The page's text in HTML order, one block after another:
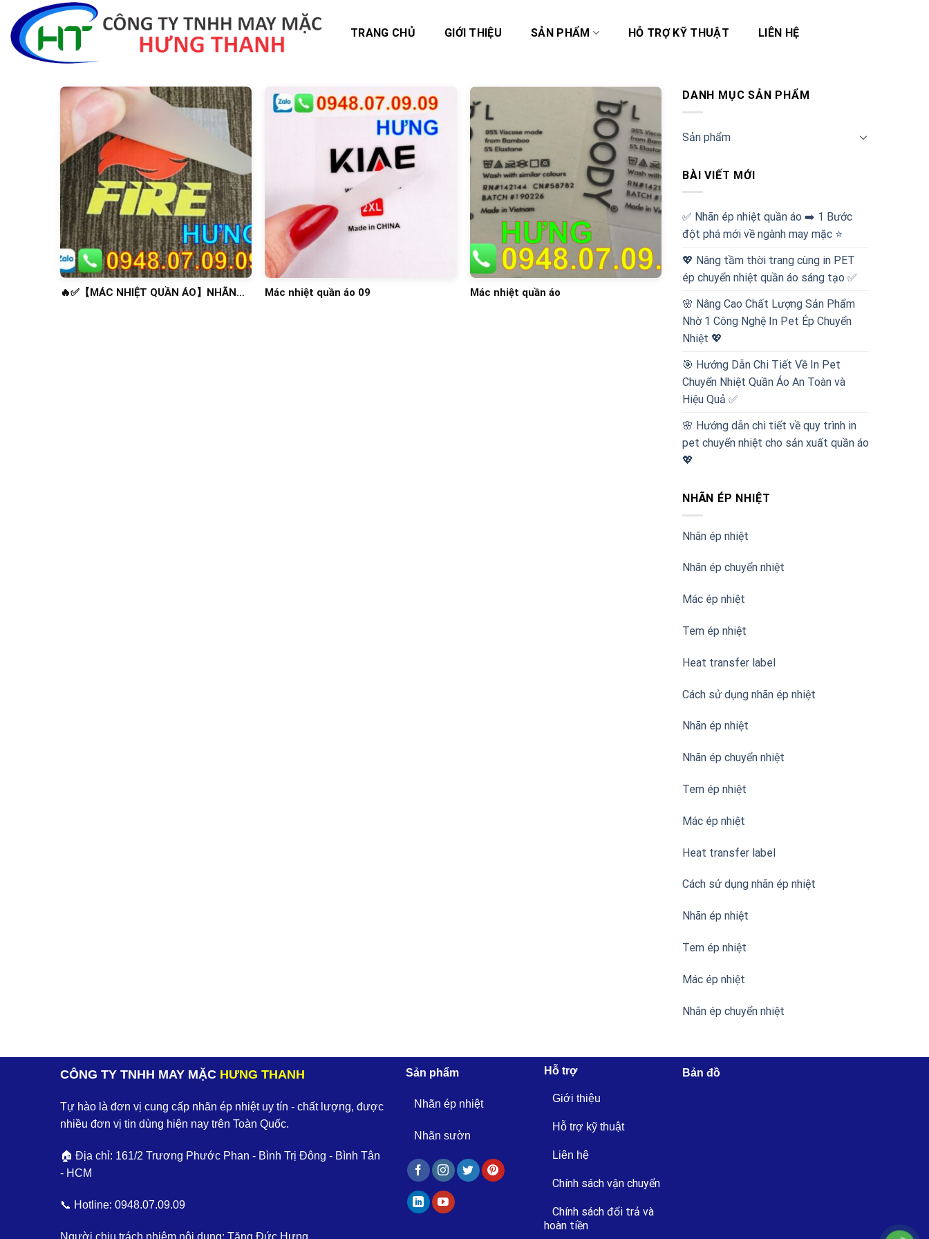
content
TRANG CHỦ GIỚI THIỆU SẢN PHẨM HỖ TRỢ KỸ THUẬT LIÊN HỆ
🔥✅【MÁC NHIỆT QUẦN ÁO】NHÃN
Mác nhiệt quần áo 09 Mác nhiệt quần áo
DANH MỤC SẢN PHẨM
Sản phẩm
BÀI VIẾT MỚI
✅‪ Nhãn ép nhiệt quần áo ➡️ 1 Bước
đột phá mới về ngành may mặc ⭐️
💖 Nâng tầm thời trang cùng in PET
ép chuyển nhiệt quần áo sáng tạo ✅
🌸 Nâng Cao Chất Lượng Sản Phẩm
Nhờ 1 Công Nghệ In Pet Ép Chuyển
Nhiệt 💖
🎯 Hướng Dẫn Chi Tiết Về In Pet
Chuyển Nhiệt Quần Áo An Toàn và
Hiệu Quả ✅
🌸 Hướng dẫn chi tiết về quy trình in
pet chuyển nhiệt cho sản xuất quần áo
💖
NHÃN ÉP NHIỆT
Nhãn ép nhiệt
Nhãn ép chuyển nhiệt
Mác ép nhiệt
Tem ép nhiệt
Heat transfer label
Cách sử dụng nhãn ép nhiệt
Nhãn ép nhiệt
Nhãn ép chuyển nhiệt
Tem ép nhiệt
Mác ép nhiệt
Heat transfer label
Cách sử dụng nhãn ép nhiệt
Nhãn ép nhiệt
Tem ép nhiệt
Mác ép nhiệt
Nhãn ép chuyển nhiệt
CÔNG TY TNHH MAY MẶC HƯNG THANH
Tự hào là đơn vị cung cấp nhãn ép nhiệt uy tín - chất lượng, được
nhiều đơn vị tin dùng hiện nay trên Toàn Quốc.
🏠 Địa chỉ: 161/2 Trương Phước Phan - Bình Trị Đông - Bình Tân
- HCM
📞 Hotline: 0948.07.09.09
Người chịu trách nhiệm nội dung: Tăng Đức Hưng
Sản phẩm
Nhãn ép nhiệt
Nhãn sườn
Hỗ trợ
Giới thiệu
Hỗ trợ kỹ thuật
Liên hệ
Chính sách vận chuyển
Chính sách đổi trả và
hoàn tiền
Bản đồ